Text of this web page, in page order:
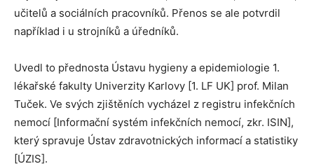
učitelů a sociálních pracovníků. Přenos se ale potvrdil
například i u strojníků a úředníků.
Uvedl to přednosta Ústavu hygieny a epidemiologie 1.
lékařské fakulty Univerzity Karlovy [1. LF UK] prof. Milan
Tuček. Ve svých zjištěních vycházel z registru infekčních
nemocí [Informační systém infekčních nemocí, zkr. ISIN],
který spravuje Ústav zdravotnických informací a statistiky
[ÚZIS].